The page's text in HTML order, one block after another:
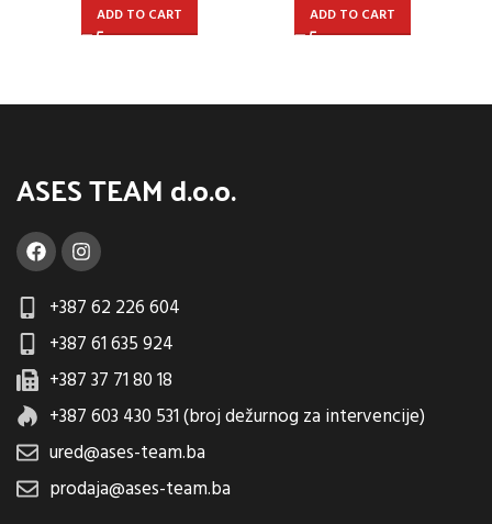
ADD TO CART ADD TO CART
ASES TEAM d.o.o.
+387 62 226 604
+387 61 635 924
+387 37 71 80 18
+387 603 430 531 (broj dežurnog za intervencije)
ured@ases-team.ba
prodaja@ases-team.ba